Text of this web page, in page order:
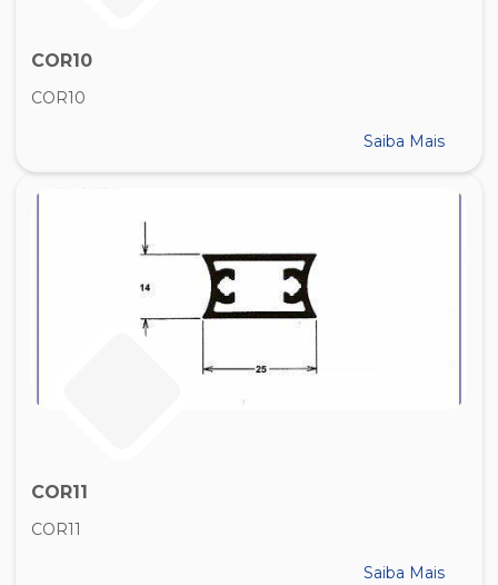
COR10
COR10
Saiba Mais
COR11
COR11
Saiba Mais